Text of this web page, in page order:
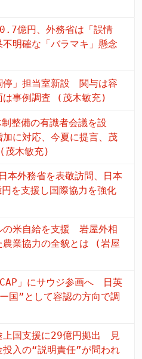
億円、外務省は「誤情
明確な「バラマキ」懸念
停」担当室新設 関与は容
は事例調査 (茂木敏充)
整備の有識者会議を設
に対応、今夏に提言、茂
茂木敏充)
本外務省を表敬訪問、日本
を支援し国際協力を強化
の米自給を支援 岩屋外相
農業協力の全貌とは (岩屋
」にサウジ参画へ 日英
国”として容認の方向で調
上国支援に29億円拠出 見
投入の“説明責任”が問われ